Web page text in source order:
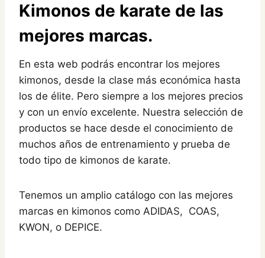
Kimonos de karate de las
mejores marcas.
En esta web podrás encontrar los mejores
kimonos, desde la clase más económica hasta
los de élite. Pero siempre a los mejores precios
y con un envío excelente. Nuestra selección de
productos se hace desde el conocimiento de
muchos años de entrenamiento y prueba de
todo tipo de kimonos de karate.
Tenemos un amplio catálogo con las mejores
marcas en kimonos como ADIDAS, COAS,
KWON, o DEPICE.